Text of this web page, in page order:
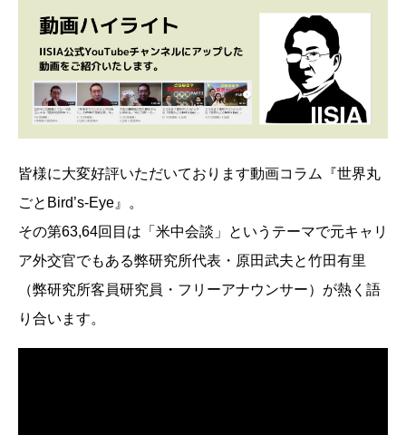
皆様に大変好評いただいております動画コラム『世界丸
ごとBird’s-Eye』。
その第63,64回目は「米中会談」というテーマで元キャリ
ア外交官でもある弊研究所代表・原田武夫と竹田有里
（弊研究所客員研究員・フリーアナウンサー）が熱く語
り合います。